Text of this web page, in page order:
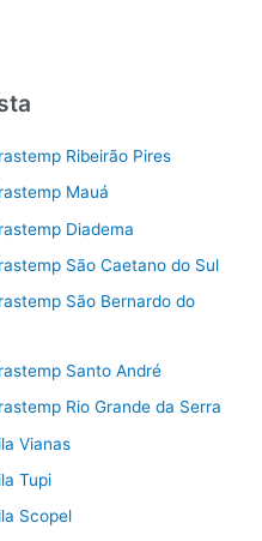
Ribeirão Pires
Mauá
Diadema
São Caetano do Sul
São Bernardo do
Santo André
Rio Grande da Serra
Vianas
Tupi
Scopel